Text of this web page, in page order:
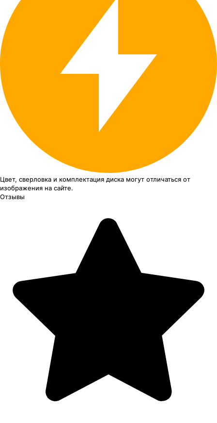
Цвет, сверловка и комплектация диска могут отличаться от
изображения на сайте.
Отзывы